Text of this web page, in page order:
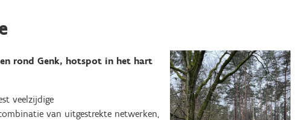
rond Genk, hotspot in het hart
veelzijdige
van uitgestrekte netwerken,